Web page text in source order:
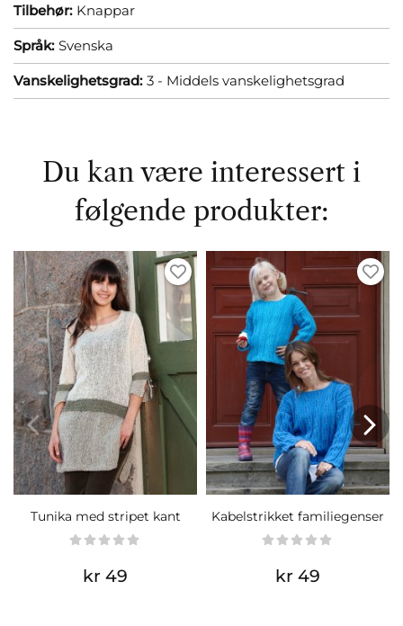
Tilbehør: Knappar
Språk: Svenska
Vanskelighetsgrad: 3 - Middels vanskelighetsgrad
Du kan være interessert i
følgende produkter:
Tunika med stripet kant
kr 49
Kabelstrikket familiegenser
kr 49